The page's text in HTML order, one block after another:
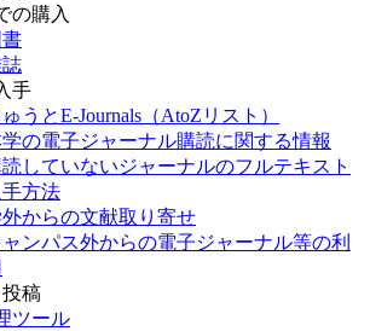
の購入
書
手
うとE-Journals（AtoZリスト）
の電子ジャーナル購読に関する情報
していないジャーナルのフルテキスト
手方法
からの文献取り寄せ
ンパス外からの電子ジャーナル等の利
稿
ツール